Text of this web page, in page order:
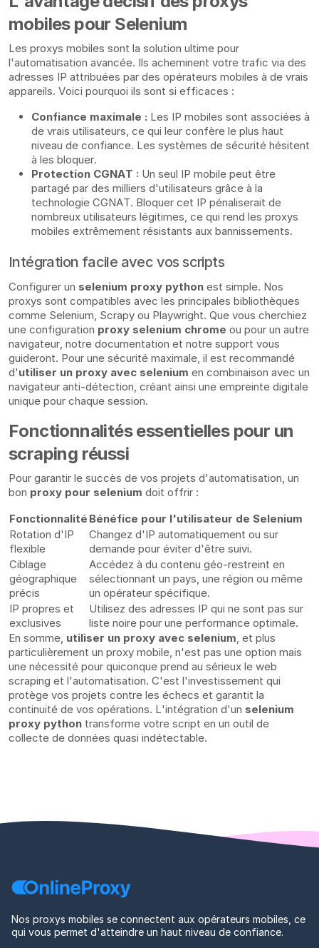
mobiles pour Selenium
Les proxys mobiles sont la solution ultime pour
l'automatisation avancée. Ils acheminent votre trafic via des
adresses IP attribuées par des opérateurs mobiles à de vrais
appareils. Voici pourquoi ils sont si efficaces :
Confiance maximale : Les IP mobiles sont associées à
de vrais utilisateurs, ce qui leur confère le plus haut
niveau de confiance. Les systèmes de sécurité hésitent
à les bloquer.
Protection CGNAT : Un seul IP mobile peut être
partagé par des milliers d'utilisateurs grâce à la
technologie CGNAT. Bloquer cet IP pénaliserait de
nombreux utilisateurs légitimes, ce qui rend les proxys
mobiles extrêmement résistants aux bannissements.
Intégration facile avec vos scripts
Configurer un selenium proxy python est simple. Nos
proxys sont compatibles avec les principales bibliothèques
comme Selenium, Scrapy ou Playwright. Que vous cherchiez
une configuration proxy selenium chrome ou pour un autre
navigateur, notre documentation et notre support vous
guideront. Pour une sécurité maximale, il est recommandé
d'utiliser un proxy avec selenium en combinaison avec un
navigateur anti-détection, créant ainsi une empreinte digitale
unique pour chaque session.
Fonctionnalités essentielles pour un
scraping réussi
Pour garantir le succès de vos projets d'automatisation, un
bon proxy pour selenium doit offrir :
Fonctionnalité Bénéfice pour l'utilisateur de Selenium
Rotation d'IP
flexible
Changez d'IP automatiquement ou sur
demande pour éviter d'être suivi.
Ciblage
géographique
précis
Accédez à du contenu géo-restreint en
sélectionnant un pays, une région ou même
un opérateur spécifique.
IP propres et
exclusives
Utilisez des adresses IP qui ne sont pas sur
liste noire pour une performance optimale.
En somme, utiliser un proxy avec selenium, et plus
particulièrement un proxy mobile, n'est pas une option mais
une nécessité pour quiconque prend au sérieux le web
scraping et l'automatisation. C'est l'investissement qui
protège vos projets contre les échecs et garantit la
continuité de vos opérations. L'intégration d'un selenium
proxy python transforme votre script en un outil de
collecte de données quasi indétectable.
Nos proxys mobiles se connectent aux opérateurs mobiles, ce
qui vous permet d'atteindre un haut niveau de confiance.